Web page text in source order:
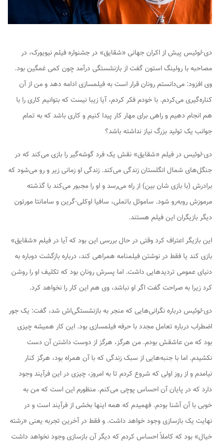
دی-لوئیس پیش از اکران جهانی «شقایق» در جشنواره فیلم نیویورک، در
مصاحبه با رولینگ استون گفت از بازنشستگی درآمد چون کمی غمگین بود.
وی افزود: می‌دانستم رونان قرار است به فیلمسازی ادامه دهد و من از آن
کناره‌گیری می‌کردم. با خودم فکر کردم، آیا زیبا نیست که بتوانیم کاری را با
هم انجام دهیم و راهی برای مهار کار پیدا کنیم و کاری باشد که به تمام
جوانب یک تولید بزرگ نیاز نداشته باشد؟
دی-لوئیس در فیلم «شقایق» نقش یک فرد گوشه‌گیر را بازی می‌کند که در
جنگل‌های شمال انگلستان زندگی می‌کند. زندگی او زمانی زیر و رو می‌شود که
برادرش (با بازی شان بین) از راه می‌رسد و او را مجبور می‌کند با گذشته
مرموزش روبه‌رو شود. ساموئل باتملی، سافیا اوکلی-گرین و سامانتا مورتون
دیگر بازیگران این فیلم هستند.
این بازیگر اعتراف کرد وقتی در حال بررسی این بود که آیا در فیلم «شقایق»
بازی کند یا فقط در نوشتن فیلمنامه همراهی کند، درباره بازگشت دوباره به
دنیای عمومی تردیدهایی داشت. اما پسرش رونان بود که تکلیف او را روشن
کرد زیرا به صراحت گفت اگر او نباشد، وی هم این کار را نخواهد کرد.
دی-لوئیس درباره نگرانی‌هایی که منجر به بازنشستگی‌اش شد، گفت: یک جور
اضطراب درباره تعامل مجدد با حرفه فیلمسازی بود. این کار همیشه چیزی
بود که من عاشقش بودم. من هرگز، هرگز از دوست داشتن آن دست
نکشیدم. اما با جنبه‌هایی از سبک زندگی که با آن همراه بود، هرگز کنار
نیامدم و از روز اولی که شروع کردم تا به امروز، چیزی در این فرآیند وجود
دارد که در پایان آن احساس پوچی می‌کنم. منظورم این است که من به
خوبی با آن آشنا بودم. فهمیدم که همه اینها بخشی از فرآیند است و در
نهایت یک بازسازی وجود خواهد داشت. و فقط در آخرین تجربه یعنی «رشته
خیال» بود که کاملاً احساس کردم که دیگر آن بازسازی وجود نخواهد داشت